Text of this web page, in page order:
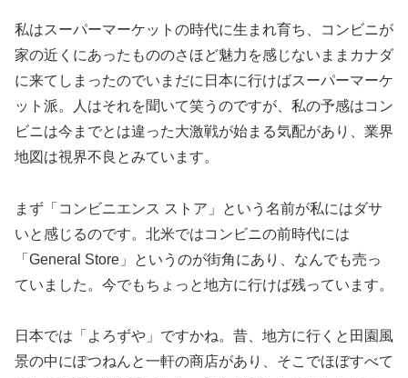
私はスーパーマーケットの時代に生まれ育ち、コンビニが
家の近くにあったもののさほど魅力を感じないままカナダ
に来てしまったのでいまだに日本に行けばスーパーマーケ
ット派。人はそれを聞いて笑うのですが、私の予感はコン
ビニは今までとは違った大激戦が始まる気配があり、業界
地図は視界不良とみています。
まず「コンビニエンス ストア」という名前が私にはダサ
いと感じるのです。北米ではコンビニの前時代には
「General Store」というのが街角にあり、なんでも売っ
ていました。今でもちょっと地方に行けば残っています。
日本では「よろずや」ですかね。昔、地方に行くと田園風
景の中にぽつねんと一軒の商店があり、そこでほぼすべて